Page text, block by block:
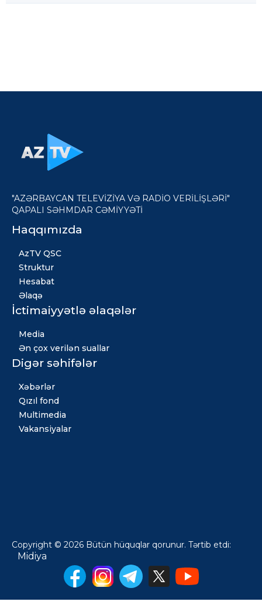
"AZƏRBAYCAN TELEVİZİYA VƏ RADİO VERİLİŞLƏRİ"
QAPALI SƏHMDAR CƏMİYYƏTİ
Haqqımızda
AzTV QSC
Struktur
Hesabat
Əlaqə
İctimaiyyətlə əlaqələr
Media
Ən çox verilən suallar
Digər səhifələr
Xəbərlər
Qızıl fond
Multimedia
Vakansiyalar
Copyright © 2026 Bütün hüquqlar qorunur. Tərtib etdi:
Midiya